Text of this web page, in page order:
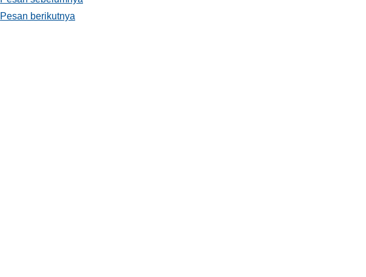
Pesan berikutnya